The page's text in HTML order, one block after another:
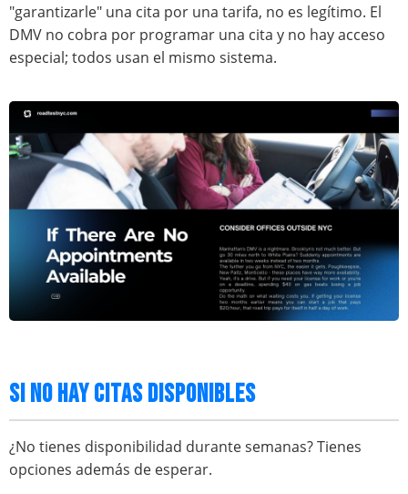
"garantizarle" una cita por una tarifa, no es legítimo. El
DMV no cobra por programar una cita y no hay acceso
especial; todos usan el mismo sistema.
SI NO HAY CITAS DISPONIBLES
¿No tienes disponibilidad durante semanas? Tienes
opciones además de esperar.